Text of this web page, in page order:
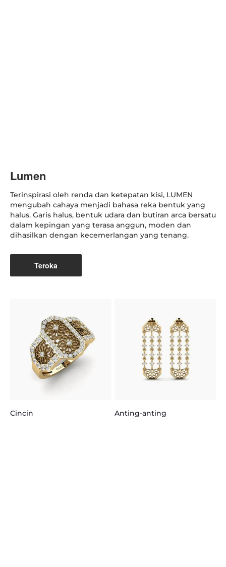
Lumen
Terinspirasi oleh renda dan ketepatan kisi, LUMEN
mengubah cahaya menjadi bahasa reka bentuk yang
halus. Garis halus, bentuk udara dan butiran arca bersatu
dalam kepingan yang terasa anggun, moden dan
dihasilkan dengan kecemerlangan yang tenang.
Teroka
Cincin Anting-anting